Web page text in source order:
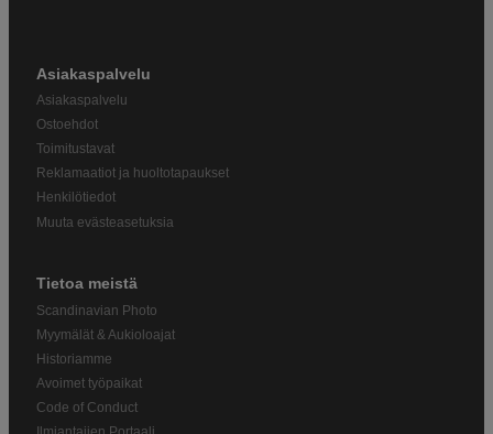
Asiakaspalvelu
Asiakaspalvelu
Ostoehdot
Toimitustavat
Reklamaatiot ja huoltotapaukset
Henkilötiedot
Muuta evästeasetuksia
Tietoa meistä
Scandinavian Photo
Myymälät & Aukioloajat
Historiamme
Avoimet työpaikat
Code of Conduct